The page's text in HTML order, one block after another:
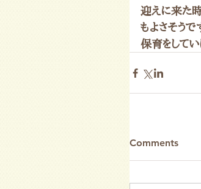
迎えに来た時
もよさそう
保育をして
Comments